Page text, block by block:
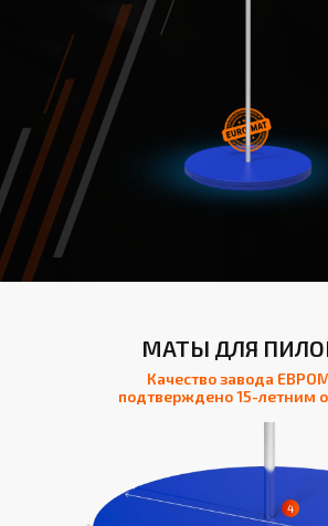
МАТЫ ДЛЯ
Качество завода
подтверждено 15-летним